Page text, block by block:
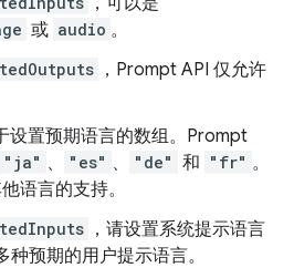
或 audio 。
，Prompt API 仅允许
设置预期语言的数组。Prompt
"ja" 、 "es" 、 "de" 和 "fr" 。
语言的支持。
，请设置系统提示语言
种预期的用户提示语言。